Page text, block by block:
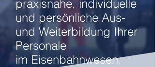
praxisnahe, individuelle
und persönliche Aus-
und Weiterbildung Ihrer
Personale
im Eisenbahnwesen.